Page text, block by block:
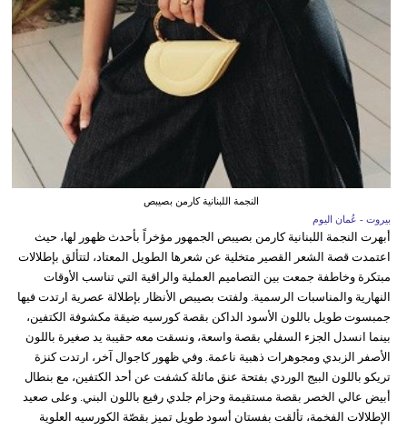
النجمة اللبنانية كارمن بصيبص
بيروت - عُمان اليوم
أبهرت النجمة اللبنانية كارمن بصيبص الجمهور مؤخراً بأحدث ظهور لها، حيث
اعتمدت قصة الشعر القصير متخلية عن شعرها الطويل المعتاد، لتتألق بإطلالات
مبتكرة وخاطفة جمعت بين التصاميم العملية والراقية التي تناسب الأوقات
النهارية والمناسبات الرسمية. ولفتت بصيبص الأنظار بإطلالة عصرية ارتدت فيها
جمبسوت طويل باللون الأسود الداكن بقصة كورسيه ضيقة مكشوفة الكتفين،
بينما انسدل الجزء السفلي بقصة واسعة، ونسقت معه حقيبة يد صغيرة باللون
الأصفر الزبدي ومجوهرات ذهبية ناعمة. وفي ظهور كاجوال آخر، ارتدت كنزة
تريكو باللون البيج الوردي بفتحة عنق مائلة كشفت عن أحد الكتفين، مع بنطال
أبيض عالي الخصر بقصة مستقيمة وحزام جلدي رفيع باللون البني. وعلى صعيد
الإطلالات الفخمة، تألقت بفستان أسود طويل تميز بقصّة الكورسيه العلوية